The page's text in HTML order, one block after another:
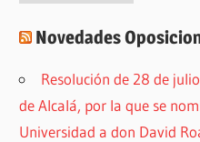
Novedades
Resolución de 28 de
de Alcalá, por la que se
Universidad a don David